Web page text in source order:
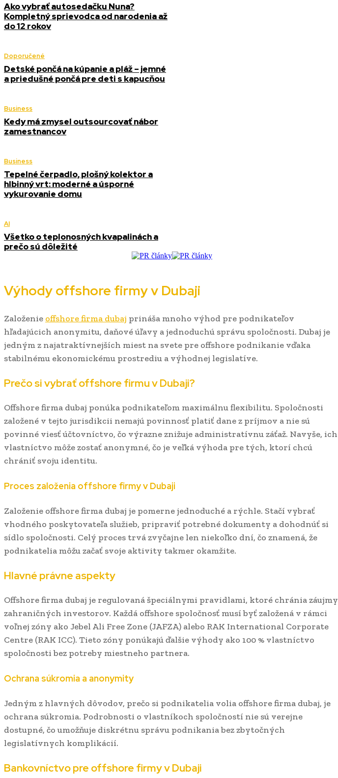
Ako vybrať autosedačku Nuna?
Kompletný sprievodca od narodenia až
do 12 rokov
Doporučené
Detské pončá na kúpanie a pláž – jemné
a priedušné pončá pre deti s kapucňou
Business
Kedy má zmysel outsourcovať nábor
zamestnancov
Business
Tepelné čerpadlo, plošný kolektor a
hlbinný vrt: moderné a úsporné
vykurovanie domu
AI
Všetko o teplonosných kvapalinách a
prečo sú dôležité
Výhody offshore firmy v Dubaji
Založenie offshore firma dubaj prináša mnoho výhod pre podnikateľov
hľadajúcich anonymitu, daňové úľavy a jednoduchú správu spoločnosti. Dubaj je
jedným z najatraktívnejších miest na svete pre offshore podnikanie vďaka
stabilnému ekonomickému prostrediu a výhodnej legislatíve.
Prečo si vybrať offshore firmu v Dubaji?
Offshore firma dubaj ponúka podnikateľom maximálnu flexibilitu. Spoločnosti
založené v tejto jurisdikcii nemajú povinnosť platiť dane z príjmov a nie sú
povinné viesť účtovníctvo, čo výrazne znižuje administratívnu záťaž. Navyše, ich
vlastníctvo môže zostať anonymné, čo je veľká výhoda pre tých, ktorí chcú
chrániť svoju identitu.
Proces založenia offshore firmy v Dubaji
Založenie offshore firma dubaj je pomerne jednoduché a rýchle. Stačí vybrať
vhodného poskytovateľa služieb, pripraviť potrebné dokumenty a dohodnúť si
sídlo spoločnosti. Celý proces trvá zvyčajne len niekoľko dní, čo znamená, že
podnikatelia môžu začať svoje aktivity takmer okamžite.
Hlavné právne aspekty
Offshore firma dubaj je regulovaná špeciálnymi pravidlami, ktoré chránia záujmy
zahraničných investorov. Každá offshore spoločnosť musí byť založená v rámci
voľnej zóny ako Jebel Ali Free Zone (JAFZA) alebo RAK International Corporate
Centre (RAK ICC). Tieto zóny ponúkajú ďalšie výhody ako 100 % vlastníctvo
spoločnosti bez potreby miestneho partnera.
Ochrana súkromia a anonymity
Jedným z hlavných dôvodov, prečo si podnikatelia volia offshore firma dubaj, je
ochrana súkromia. Podrobnosti o vlastníkoch spoločností nie sú verejne
dostupné, čo umožňuje diskrétnu správu podnikania bez zbytočných
legislatívnych komplikácií.
Bankovníctvo pre offshore firmy v Dubaji